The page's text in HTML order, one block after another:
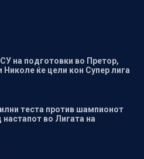
на подготовки во Претор,
Николе ќе цели кон Супер лига
теста против шампионот
настапот во Лигата на